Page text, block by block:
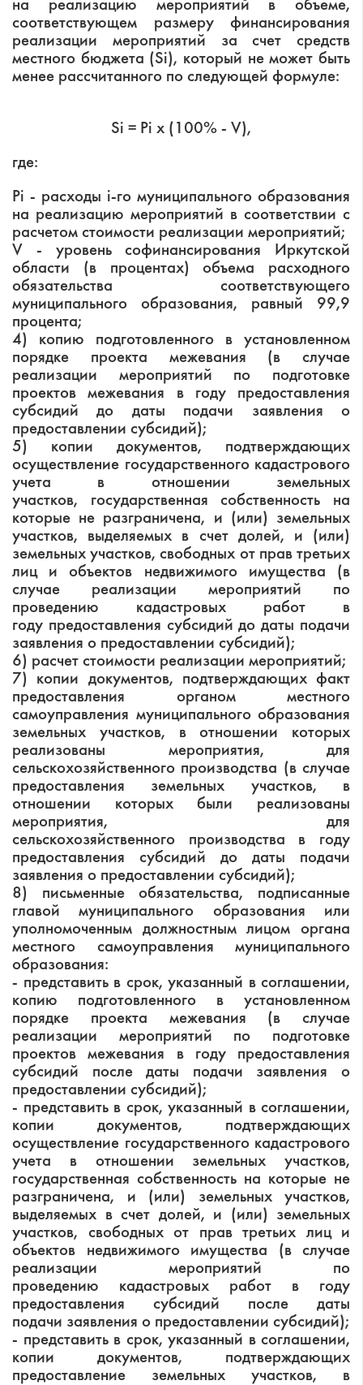
на реализацию мероприятий в объеме,
соответствующем размеру финансирования
реализации мероприятий за счет средств
местного бюджета (Si), который не может быть
менее рассчитанного по следующей формуле:
Si = Pi x (100% - V),
где:
Pi - расходы i-го муниципального образования
на реализацию мероприятий в соответствии с
расчетом стоимости реализации мероприятий;
V - уровень софинансирования Иркутской
области (в процентах) объема расходного
обязательства соответствующего
муниципального образования, равный 99,9
процента;
4) копию подготовленного в установленном
порядке проекта межевания (в случае
реализации мероприятий по подготовке
проектов межевания в году предоставления
субсидий до даты подачи заявления о
предоставлении субсидий);
5) копии документов, подтверждающих
осуществление государственного кадастрового
учета в отношении земельных
участков, государственная собственность на
которые не разграничена, и (или) земельных
участков, выделяемых в счет долей, и (или)
земельных участков, свободных от прав третьих
лиц и объектов недвижимого имущества (в
случае реализации мероприятий по
проведению кадастровых работ в
году предоставления субсидий до даты подачи
заявления о предоставлении субсидий);
6) расчет стоимости реализации мероприятий;
7) копии документов, подтверждающих факт
предоставления органом местного
самоуправления муниципального образования
земельных участков, в отношении которых
реализованы мероприятия, для
сельскохозяйственного производства (в случае
предоставления земельных участков, в
отношении которых были реализованы
мероприятия, для
сельскохозяйственного производства в году
предоставления субсидий до даты подачи
заявления о предоставлении субсидий);
8) письменные обязательства, подписанные
главой муниципального образования или
уполномоченным должностным лицом органа
местного самоуправления муниципального
образования:
- представить в срок, указанный в соглашении,
копию подготовленного в установленном
порядке проекта межевания (в случае
реализации мероприятий по подготовке
проектов межевания в году предоставления
субсидий после даты подачи заявления о
предоставлении субсидий);
- представить в срок, указанный в соглашении,
копии документов, подтверждающих
осуществление государственного кадастрового
учета в отношении земельных участков,
государственная собственность на которые не
разграничена, и (или) земельных участков,
выделяемых в счет долей, и (или) земельных
участков, свободных от прав третьих лиц и
объектов недвижимого имущества (в случае
реализации мероприятий по
проведению кадастровых работ в году
предоставления субсидий после даты
подачи заявления о предоставлении субсидий);
- представить в срок, указанный в соглашении,
копии документов, подтверждающих
предоставление земельных участков, в